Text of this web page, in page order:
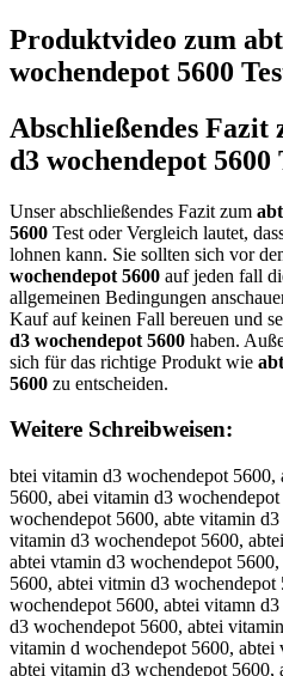
Produktvideo zum
wochendepot 5600
Abschließendes Fazit
d3 wochendepot 5600
Unser abschließendes Fazit zum
5600 Test oder Vergleich lautet,
lohnen kann. Sie sollten sich vor
wochendepot 5600 auf jeden fall
allgemeinen Bedingungen
Kauf auf keinen Fall bereuen und
d3 wochendepot 5600 haben.
sich für das richtige Produkt wie
5600 zu entscheiden.
Weitere Schreibweisen:
btei vitamin d3 wochendepot 5600, atei vitamin d3 wochendepot 5600, abei vitamin d3 wochendepot 5600, abti vitamin d3 wochendepot 5600, abte vitamin d3 wochendepot 5600, abtei vitamin d3 wochendepot 5600, abtei itamin d3 wochendepot 5600, abtei vtamin d3 wochendepot 5600, abtei viamin d3 wochendepot 5600, abtei vitmin d3 wochendepot 5600, abtei vitain d3 wochendepot 5600, abtei vitamn d3 wochendepot 5600, abtei vitami d3 wochendepot 5600, abtei vitamin 3 wochendepot 5600, abtei vitamin d wochendepot 5600, abtei vitamin d3 ochendepot 5600, abtei vitamin d3 wchendepot 5600, abtei vitamin d3 wohendepot 5600, abtei vitamin d3 wocendepot 5600, abtei vitamin d3 wochndepot 5600, abtei vitamin d3 wochedepot 5600, abtei vitamin d3 wochenepot 5600, abtei vitamin d3 wochendpot 5600, abtei vitamin d3 wochendeot 5600, abtei vitamin d3 wochendept 5600, abtei vitamin d3 wochendepo 5600, abtei vitamin d3 wochendepot 600, abtei vitamin d3 wochendepot 500, abtei vitamin d3 wochendepot 560, aabtei vitamin d3 wochendepot 5600, abbtei vitamin d3 wochendepot 5600, abttei vitamin d3 wochendepot 5600, abteei vitamin d3 wochendepot 5600, abteii vitamin d3 wochendepot 5600, abtei vvitamin d3 wochendepot 5600, abtei viitamin d3 wochendepot 5600, abtei vittamin d3 wochendepot 5600, abtei vitaamin d3 wochendepot 5600, abtei vitammin d3 wochendepot 5600, abtei vitamiin d3 wochendepot 5600, abtei vitaminn d3 wochendepot 5600, abtei vitamin dd3 wochendepot 5600, abtei vitamin d33 wochendepot 5600, abtei vitamin d3 wwochendepot 5600, abtei vitamin d3 woochendepot 5600, abtei vitamin d3 wocchendepot 5600, abtei vitamin d3 wochhendepot 5600, abtei vitamin d3 wocheendepot 5600, abtei vitamin d3 wochenndepot 5600, abtei vitamin d3 wochenddepot 5600, abtei vitamin d3 wochendeepot 5600, abtei vitamin d3 wochendeppot 5600, abtei vitamin d3 wochendepoot 5600, abtei vitamin d3 wochendepott 5600, abtei vitamin d3 wochendepot 55600, abtei vitamin d3 wochendepot 56600, abtei vitamin d3 wochendepot 56000, batei vitamin d3 wochendepot 5600, atbei vitamin d3 wochendepot 5600, abeti vitamin d3 wochendepot 5600, abtie vitamin d3 wochendepot 5600, abte ivitamin d3 wochendepot 5600, abteiv itamin d3 wochendepot 5600, abtei ivtamin d3 wochendepot 5600, abtei vtiamin d3 wochendepot 5600, abtei viatmin d3 wochendepot 5600, abtei vitmain d3 wochendepot 5600, abtei vitaimn d3 wochendepot 5600, abtei vitamni d3 wochendepot 5600, abtei vitami nd3 wochendepot 5600, abtei vitamind 3 wochendepot 5600, abtei vitamin 3d wochendepot 5600, abtei vitamin d 3wochendepot 5600, abtei vitamin d3w ochendepot 5600, abtei vitamin d3 owchendepot 5600, abtei vitamin d3 wcohendepot 5600, abtei vitamin d3 wohcendepot 5600, abtei vitamin d3 wocehndepot 5600, abtei vitamin d3 wochnedepot 5600, abtei vitamin d3 wochednepot 5600, abtei vitamin d3 wochenedpot 5600, abtei vitamin d3 wochendpeot 5600, abtei vitamin d3 wochendeopt 5600, abtei vitamin d3 wochendepto 5600, abtei vitamin d3 wochendepo t5600, abtei vitamin d3 wochendepot5 600, abtei vitamin d3 wochendepot 6500, abtei vitamin d3 wochendepot 5060, abteivitamin d3 wochendepot 5600, abtei vitamind3 wochendepot 5600, abtei vitamin d3wochendepot 5600, abtei vitamin d3 wochendepot5600, qbtei vitamin d3 wochendepot 5600, wbtei vitamin d3 wochendepot 5600, zbtei vitamin d3 wochendepot 5600, xbtei vitamin d3 wochendepot 5600, a tei vitamin d3 wochendepot 5600, avtei vitamin d3 wochendepot 5600, aftei vitamin d3 wochendepot 5600, agtei vitamin d3 wochendepot 5600, ahtei vitamin d3 wochendepot 5600, antei vitamin d3 wochendepot 5600, abrei vitamin d3 wochendepot 5600, abfei vitamin d3 wochendepot 5600, abgei vitamin d3 wochendepot 5600, abhei vitamin d3 wochendepot 5600, abyei vitamin d3 wochendepot 5600, ab5ei vitamin d3 wochendepot 5600, ab6ei vitamin d3 wochendepot 5600, abtwi vitamin d3 wochendepot 5600, abtsi vitamin d3 wochendepot 5600, abtdi vitamin d3 wochendepot 5600, abtfi vitamin d3 wochendepot 5600, abtri vitamin d3 wochendepot 5600, abt3i vitamin d3 wochendepot 5600, abt4i vitamin d3 wochendepot 5600, abteu vitamin d3 wochendepot 5600, abtej vitamin d3 wochendepot 5600, abtek vitamin d3 wochendepot 5600, abtel vitamin d3 wochendepot 5600, abteo vitamin d3 wochendepot 5600, abte8 vitamin d3 wochendepot 5600, abte9 vitamin d3 wochendepot 5600, abtei itamin d3 wochendepot 5600, abtei citamin d3 wochendepot 5600, abtei ditamin d3 wochendepot 5600, abtei fitamin d3 wochendepot 5600, abtei gitamin d3 wochendepot 5600, abtei bitamin d3 wochendepot 5600, abtei vutamin d3 wochendepot 5600, abtei vjtamin d3 wochendepot 5600, abtei vktamin d3 wochendepot 5600, abtei vltamin d3 wochendepot 5600, abtei votamin d3 wochendepot 5600, abtei v8tamin d3 wochendepot 5600, abtei v9tamin d3 wochendepot 5600, abtei viramin d3 wochendepot 5600, abtei vifamin d3 wochendepot 5600, abtei vigamin d3 wochendepot 5600, abtei vihamin d3 wochendepot 5600, abtei viyamin d3 wochendepot 5600, abtei vi5amin d3 wochendepot 5600, abtei vi6amin d3 wochendepot 5600, abtei vitqmin d3 wochendepot 5600, abtei vitwmin d3 wochendepot 5600, abtei vitzmin d3 wochendepot 5600, abtei vitxmin d3 wochendepot 5600, abtei vita in d3 wochendepot 5600, abtei vitanin d3 wochendepot 5600, abtei vitahin d3 wochendepot 5600, abtei vitajin d3 wochendepot 5600, abtei vitakin d3 wochendepot 5600, abtei vitalin d3 wochendepot 5600, abtei vitamun d3 wochendepot 5600, abtei vitamjn d3 wochendepot